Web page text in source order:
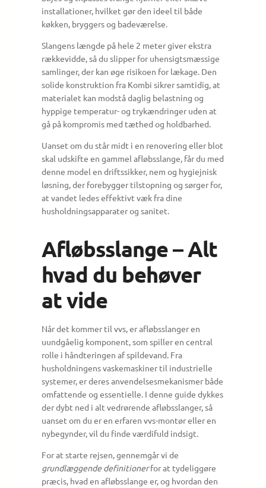
installationer, hvilket gør den ideel til både
køkken, bryggers og badeværelse.
Slangens længde på hele 2 meter giver ekstra
rækkevidde, så du slipper for uhensigtsmæssige
samlinger, der kan øge risikoen for lækage. Den
solide konstruktion fra Kombi sikrer samtidig, at
materialet kan modstå daglig belastning og
hyppige temperatur- og trykændringer uden at
gå på kompromis med tæthed og holdbarhed.
Uanset om du står midt i en renovering eller blot
skal udskifte en gammel afløbsslange, får du med
denne model en driftssikker, nem og hygiejnisk
løsning, der forebygger tilstopning og sørger for,
at vandet ledes effektivt væk fra dine
husholdningsapparater og sanitet.
Afløbsslange – Alt
hvad du behøver
at vide
Når det kommer til vvs, er afløbsslanger en
uundgåelig komponent, som spiller en central
rolle i håndteringen af spildevand. Fra
husholdningens vaskemaskiner til industrielle
systemer, er deres anvendelsesmekanismer både
omfattende og essentielle. I denne guide dykkes
der dybt ned i alt vedrørende afløbsslanger, så
uanset om du er en erfaren vvs-montør eller en
nybegynder, vil du finde værdifuld indsigt.
For at starte rejsen, gennemgår vi de
grundlæggende definitionerfor at tydeliggøre
præcis, hvad en afløbsslange er, og hvordan den